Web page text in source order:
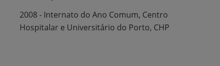
2008 - Internato do Ano Comum, Centro
Hospitalar e Universitário do Porto, CHP